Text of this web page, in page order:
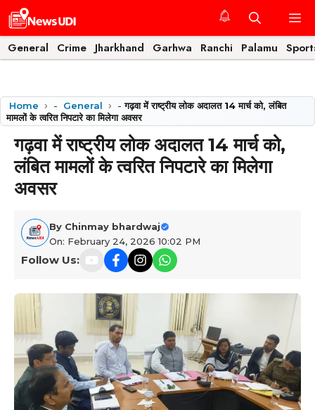
Skip
to
content
General Crime Jharkhand Garhwa Ranchi Palamu
Home - General -गढ़वा में राष्ट्रीय लोक अदालत 14 मार्च को, लंबित
मामलों के त्वरित निपटारे का मिलेगा अवसर
गढ़वा में राष्ट्रीय लोक अदालत 14 मार्च को,
लंबित मामलों के त्वरित निपटारे का मिलेगा
अवसर
By Chinmay bhardwaj
On: February 24, 2026 10:02 PM
Follow Us: